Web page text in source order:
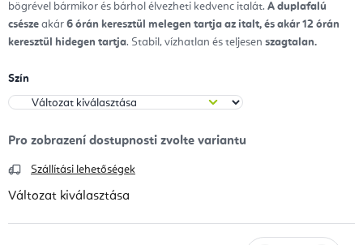
bögrével bármikor és bárhol élvezheti kedvenc italát. A duplafalú
csésze akár 6 órán keresztül melegen tartja az italt, és akár 12 órán
keresztül hidegen tartja. Stabil, vízhatlan és teljesen szagtalan.
Szín
Szállítási lehetőségek
Változat kiválasztása